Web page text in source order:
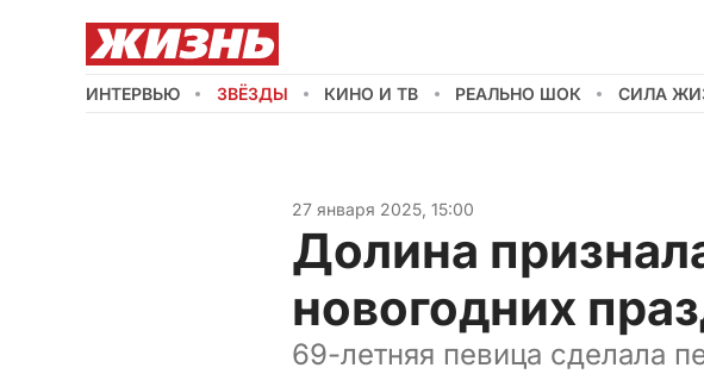
ИНТЕРВЬЮ ЗВЁЗДЫ КИНО И ТВ РЕАЛЬНО ШОК СИЛА
27 января 2025, 15:00
Долина
новогодних
69-летняя певица сделала